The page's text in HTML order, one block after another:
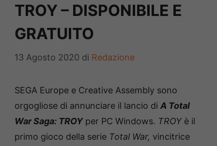
TROY – DISPONIBILE E
GRATUITO
13 Agosto 2020 di Redazione
SEGA Europe e Creative Assembly sono
orgogliose di annunciare il lancio di A Total
War Saga: TROYper PC Windows. TROYè il
primo gioco della serie Total War, vincitrice